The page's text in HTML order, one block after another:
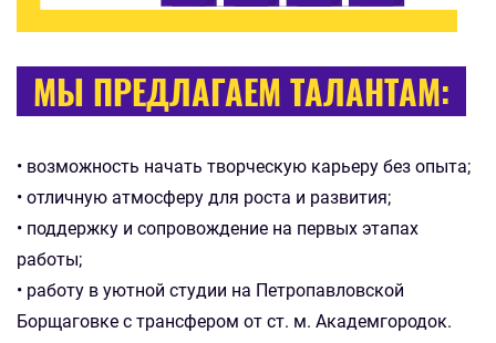
МЫ ПРЕДЛАГАЕМ ТАЛАНТАМ:
• возможность начать творческую карьеру без опыта;
• отличную атмосферу для роста и развития;
• поддержку и сопровождение на первых этапах
работы;
• работу в уютной студии на Петропавловской
Борщаговке с трансфером от ст. м. Академгородок.